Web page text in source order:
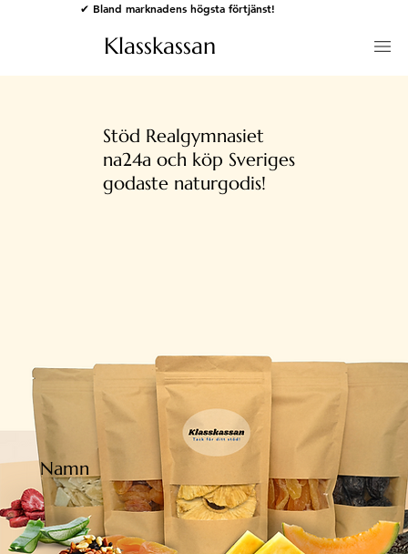
✔ Bland marknadens högsta förtjänst!
Klasskassan
Stöd Realgymnasiet
na24a och köp Sveriges
godaste naturgodis!
Namn